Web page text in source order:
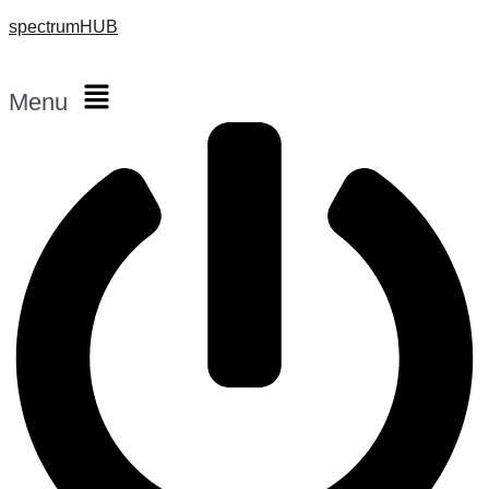
spectrumHUB
Menu